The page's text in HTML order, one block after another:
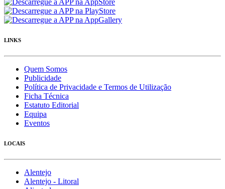
LINKS
Quem Somos
Publicidade
Política de Privacidade e Termos de Utilização
Ficha Técnica
Estatuto Editorial
Equipa
Eventos
LOCAIS
Alentejo
Alentejo - Litoral